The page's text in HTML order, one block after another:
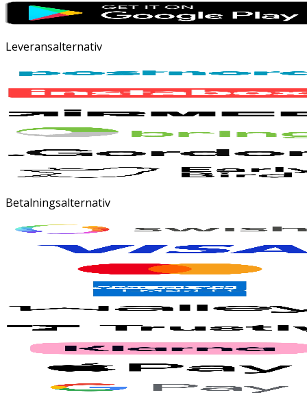
Leveransalternativ
Betalningsalternativ